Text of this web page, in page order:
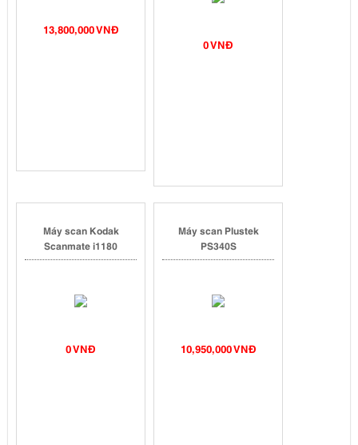
13,800,000 VNĐ
0 VNĐ
Máy scan Kodak
Scanmate i1180
0 VNĐ
Máy scan Plustek
PS340S
10,950,000 VNĐ